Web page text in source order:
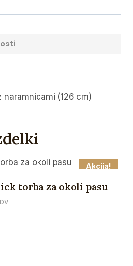
naramnicami (126 cm)
Akcija!
torba za okoli pasu